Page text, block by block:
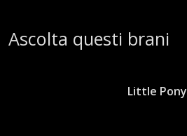
Ascolta questi brani
Little Pony